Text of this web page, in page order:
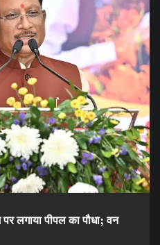
लगाया पीपल का पौधा; वन